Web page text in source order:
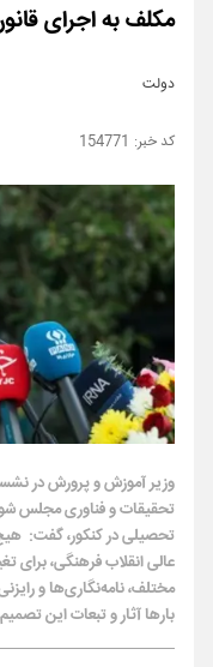
مکلف به اجرای
دولت
154771
وزیر آموزش و پرورش در
تحقیقات و فناوری مجلس
تحصیلی در کنکور، گفت:
عالی انقلاب فرهنگی، برای
مختلف، نامه‌نگاری‌ها و
بارها آثار و تبعات این